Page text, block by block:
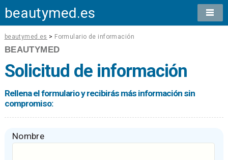
beautymed.es
beautymed.es > Formulario de información
BEAUTYMED
Solicitud de información
Rellena el formulario y recibirás más información sin
compromiso:
Nombre